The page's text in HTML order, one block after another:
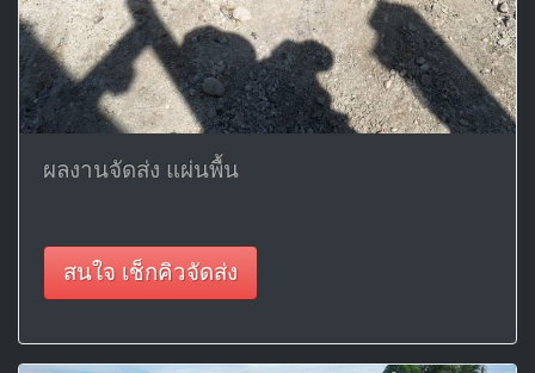
ผลงานจัดส่ง แผ่นพื้น
สนใจ เช็กคิวจัดส่ง